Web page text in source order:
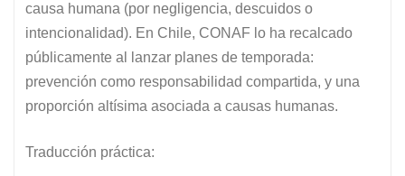
causa humana (por negligencia, descuidos o
intencionalidad). En Chile, CONAF lo ha recalcado
públicamente al lanzar planes de temporada:
prevención como responsabilidad compartida, y una
proporción altísima asociada a causas humanas.
Traducción práctica: